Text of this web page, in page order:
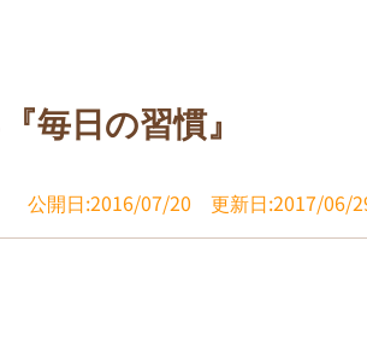
毎日の習慣』
公開日:2016/07/20 更新日:2017/06/